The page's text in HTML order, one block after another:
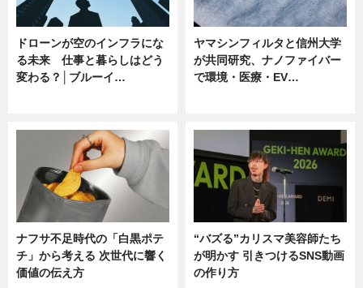
ドローンが空のインフラにな
る未来 仕事と暮らしはどう
変わる？│ブルーイ…
ヤマシンフィルタと信州大学
が共同研究、ナノファイバー
で環境・医療・EV…
ナフサ不足時代の「白黒ポテ
チ」から考える 次世代に響く
価値の伝え方
“バズる”カリスマ美容師たち
が明かす 引きつけるSNS動画
の作り方